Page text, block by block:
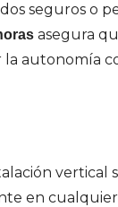
seguros o
asegura
autonomía
vertical
en